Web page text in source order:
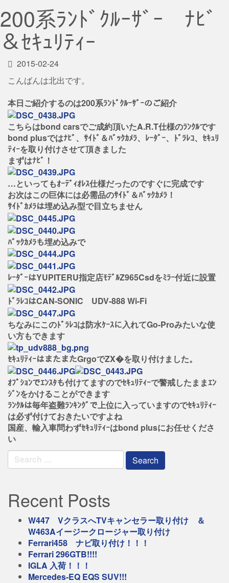
200系ﾗﾝﾄﾞｸﾙｰｻﾞｰ ﾅﾋﾞ
＆ｾｷｭﾘﾃｨｰ
2015-02-24
こんばんは北出です。
本日ご紹介するのは200系ﾗﾝﾄﾞｸﾙｰｻﾞｰのご紹介
こちらはbond carsでご成約頂いたA.R.T仕様のﾗﾝｸﾙです
bond plusではﾅﾋﾞ、ｻｲﾄﾞ＆ﾊﾞｯｸｶﾒﾗ、ﾚｰﾀﾞｰ、ﾄﾞﾗﾚｺ、ｾｷｭﾘ
ﾃｨｰを取り付けさせて頂きました
まずはﾅﾋﾞ！
…といってもｵｰﾃﾞｨｵﾚｽ仕様だったのですぐに完成です
お次はこの巨体には必需品のｻｲﾄﾞ＆ﾊﾞｯｸｶﾒﾗ！
ｻｲﾄﾞｶﾒﾗは埋め込み型で目立ちません
ﾊﾞｯｸｶﾒﾗも埋め込みで
ﾚｰﾀﾞｰはYUPITERU指定店ﾓﾃﾞﾙZ965Csdをﾐﾗｰ付近に設置
ﾄﾞﾗﾚｺはCAN-SONIC UDV-888 Wi-Fi
ちなみにこのﾄﾞﾗﾚｺは防水ｹｰｽに入れてGo-Proみたいな使
い方もできます
ｾｷｭﾘﾃｨｰはまたまたGrgoでZX�を取り付けました。
ｵﾌﾟｼｮﾝでｴﾝｽﾀも付けてますのでｾｷｭﾘﾃｨｰで警戒したままｴﾝ
ｼﾞﾝをかけることができます
ﾗﾝｸﾙは毎年盗難ﾗﾝｷﾝｸﾞで上位に入っていますのでｾｷｭﾘﾃｨｰ
は必ず付けておきたいですよね
国産、輸入車問わずｾｷｭﾘﾃｨｰはbond plusにお任せくださ
い
Search
for:
Recent Posts
W447 VクラスへTVキャンセラー取り付け ＆
W463Aイージークロージャー取り付け
Ferrari458 ナビ取り付け！！！
Ferrari 296GTB!!!!
IGLA 入荷！！！
Mercedes-EQ EQS SUV!!!